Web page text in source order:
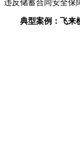
违反储蓄合同安全保
典型案例：飞来